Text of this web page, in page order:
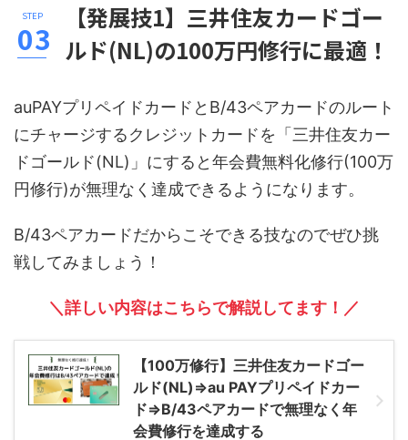
【発展技1】三井住友カードゴー
ルド(NL)の100万円修行に最適！
auPAYプリペイドカードとB/43ペアカードのルート
にチャージするクレジットカードを「三井住友カー
ドゴールド(NL)」にすると年会費無料化修行(100万
円修行)が無理なく達成できるようになります。
B/43ペアカードだからこそできる技なのでぜひ挑
戦してみましょう！
＼詳しい内容はこちらで解説してます！／
【100万修行】三井住友カードゴー
ルド(NL)⇒au PAYプリペイドカー
ド⇒B/43ペアカードで無理なく年
会費修行を達成する